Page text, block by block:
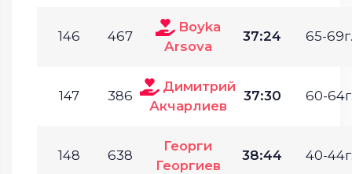
146 467
Boyka
Arsova
37:24 65-69г.
147 386
Димитрий
Акчарлиев
37:30 60-
148 638
Георги
Георгиев
38:44 40-